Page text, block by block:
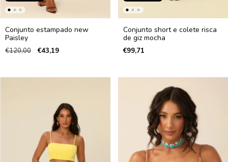
Conjunto estampado new
Paisley
€120,00 €43,19
Conjunto short e colete risca
de giz mocha
€99,71